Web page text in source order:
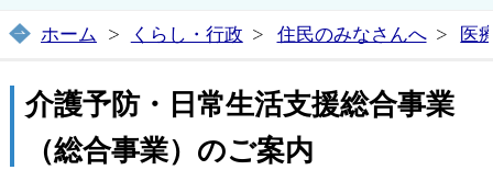
ホーム くらし・行政 住民のみなさんへ 医
介護予防・日常生活支援総合事業
（総合事業）のご案内